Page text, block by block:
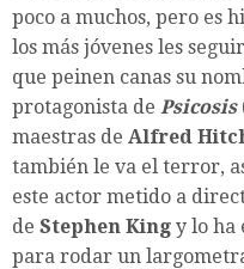
poco a muchos, pero es
los más jóvenes les
que peinen canas su
protagonista de Psicosis
maestras de Alfred
también le va el terror,
este actor metido a
de Stephen King y lo ha
para rodar un